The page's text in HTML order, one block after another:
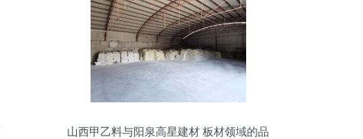
山西甲乙料与阳泉高星建材 板材领域的品